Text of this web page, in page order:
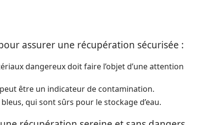
assurer une récupération sécurisée :
dangereux doit faire l’objet d’une attention
être un indicateur de contamination.
qui sont sûrs pour le stockage d’eau.